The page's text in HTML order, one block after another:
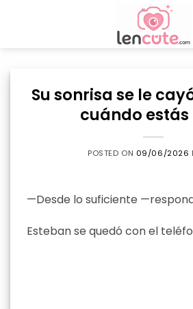
Su sonrisa se le
cuándo estás
POSTED ON 09/06/2026
—Desde lo suficiente
Esteban se quedó con el